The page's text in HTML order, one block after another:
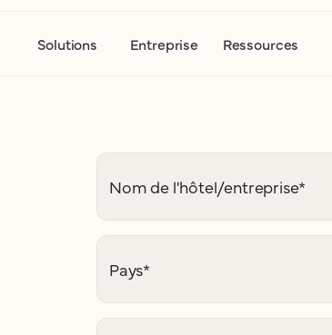
Solutions Entreprise Ressources
Nom de l'hôtel/entreprise*
Pays*